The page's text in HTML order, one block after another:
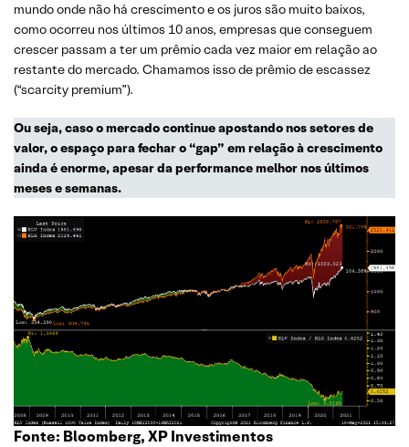
mundo onde não há crescimento e os juros são muito baixos,
como ocorreu nos últimos 10 anos, empresas que conseguem
crescer passam a ter um prêmio cada vez maior em relação ao
restante do mercado. Chamamos isso de prêmio de escassez
(“scarcity premium”).
Ou seja, caso o mercado continue apostando nos setores de
valor, o espaço para fechar o “gap” em relação à crescimento
ainda é enorme, apesar da performance melhor nos últimos
meses e semanas.
Fonte: Bloomberg, XP Investimentos